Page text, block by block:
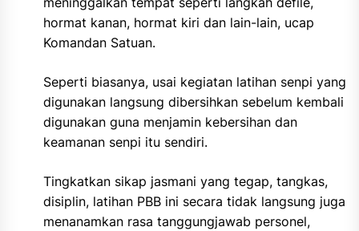
hormat kanan, hormat kiri dan lain-lain, ucap
Komandan Satuan.
Seperti biasanya, usai kegiatan latihan senpi yang
digunakan langsung dibersihkan sebelum kembali
digunakan guna menjamin kebersihan dan
keamanan senpi itu sendiri.
Tingkatkan sikap jasmani yang tegap, tangkas,
disiplin, latihan PBB ini secara tidak langsung juga
menanamkan rasa tanggungjawab personel,